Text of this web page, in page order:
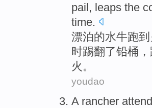
pail, leaps the
time.
漂泊的水牛跑到
时踢翻了铅桶 ，
火。
youdao
A rancher